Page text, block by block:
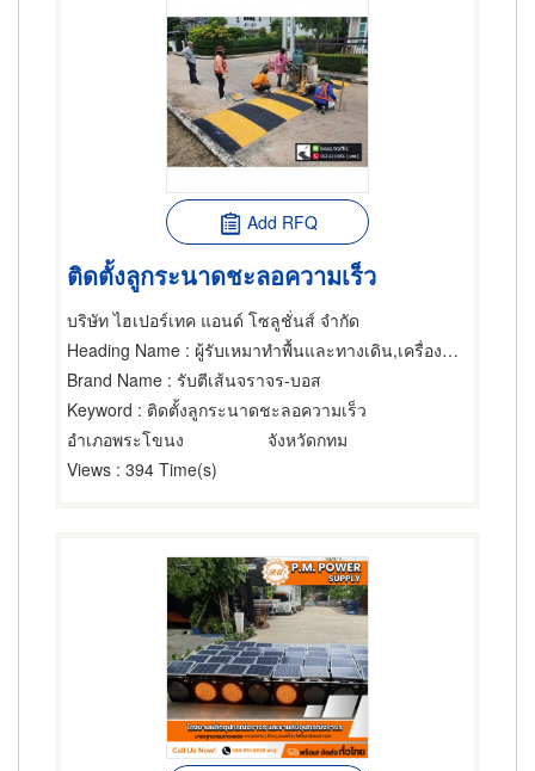
Add RFQ
ติดตั้งลูกระนาดชะลอความเร็ว
บริษัท ไฮเปอร์เทค แอนด์ โซลูชั่นส์ จำกัด
Heading Name : ผู้รับเหมาทำพื้นและทางเดิน,เครื่องหมายจราจร,สัญญาณไฟและอุปกรณ์จราจร
Brand Name : รับตีเส้นจราจร-บอส
Keyword : ติดตั้งลูกระนาดชะลอความเร็ว
อำเภอพระโขนง
จังหวัดกทม
Views : 394 Time(s)